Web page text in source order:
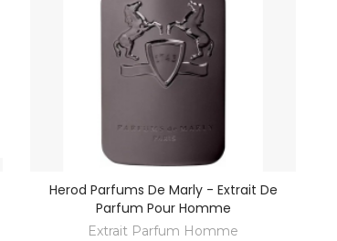
Herod Parfums De Marly - Extrait De
Parfum Pour Homme
Extrait Parfum Homme